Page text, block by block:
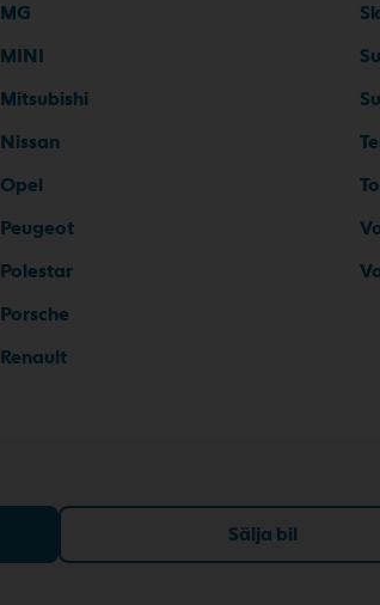
MG
MINI
Mitsubishi
Nissan
Opel
Peugeot
Polestar
Porsche
Renault
Sälja bil